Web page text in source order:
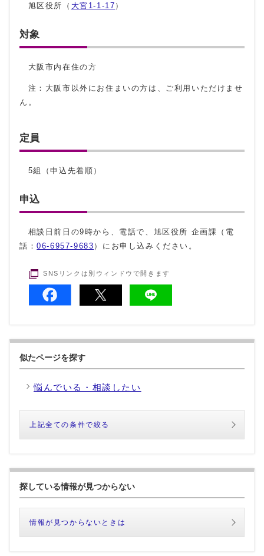
旭区役所（ 大宮1-1-17 ）
対象
大阪市内在住の方
注：大阪市以外にお住まいの方は、ご利用いただけませ
ん。
定員
5組（申込先着順）
申込
相談日前日の9時から、電話で、旭区役所 企画課（電
話：06-6957-9683 ）にお申し込みください。
SNSリンクは別ウィンドウで開きます
似たページを探す
悩んでいる・相談したい
上記全ての条件で絞る
探している情報が見つからない
情報が見つからないときは